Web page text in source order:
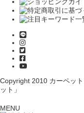
Copyright 2010 カーペッ
ット」
MENU